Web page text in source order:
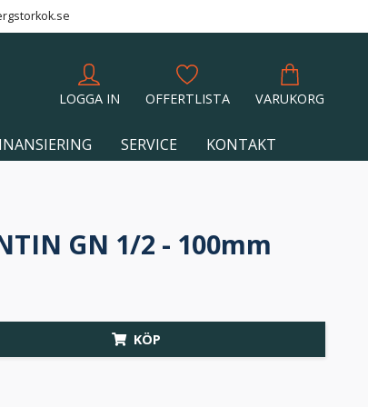
LOGGA IN OFFERTLISTA VARUKORG
SERVICE KONTAKT
GN 1/2 - 100mm
KÖP